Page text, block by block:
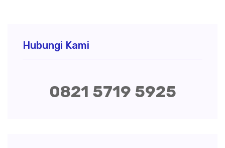
Hubungi Kami
0821 5719 5925